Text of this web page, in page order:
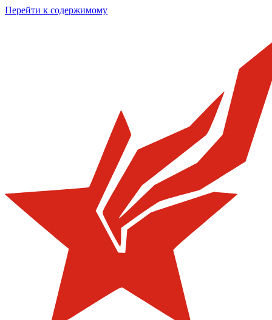
Перейти к содержимому